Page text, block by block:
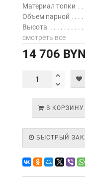
Материал топки
Объем парной
Высота
смотреть все
14 706 BYN
В КОРЗИНУ
БЫСТРЫЙ